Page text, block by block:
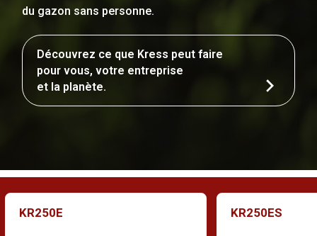
du gazon sans personne.
Découvrez ce que Kress peut faire
pour vous, votre entreprise
et la planète.
KR250E KR250ES